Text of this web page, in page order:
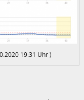
19:31 Uhr )